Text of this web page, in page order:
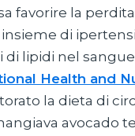
favorire la
di
di lipidi nel
Health and
la dieta di
avocado